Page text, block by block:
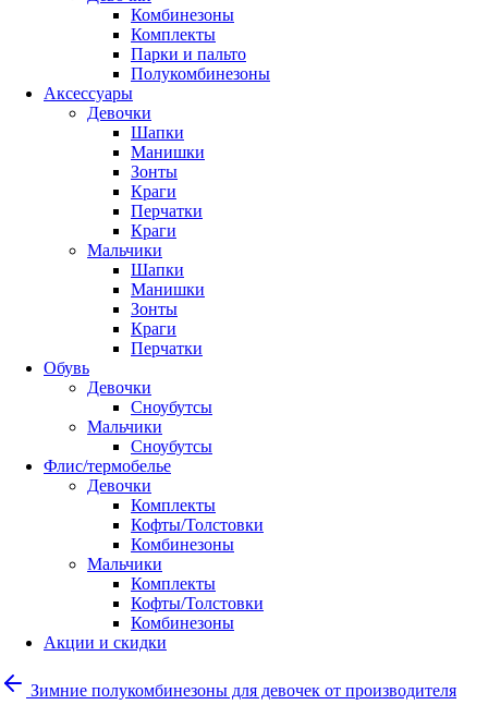
Комбинезоны
Комплекты
Парки и пальто
Полукомбинезоны
Аксессуары
Девочки
Шапки
Манишки
Зонты
Краги
Перчатки
Краги
Мальчики
Шапки
Манишки
Зонты
Краги
Перчатки
Обувь
Девочки
Сноубутсы
Мальчики
Сноубутсы
Флис/термобелье
Девочки
Комплекты
Кофты/Толстовки
Комбинезоны
Мальчики
Комплекты
Кофты/Толстовки
Комбинезоны
Акции и скидки
Зимние полукомбинезоны для девочек от производителя